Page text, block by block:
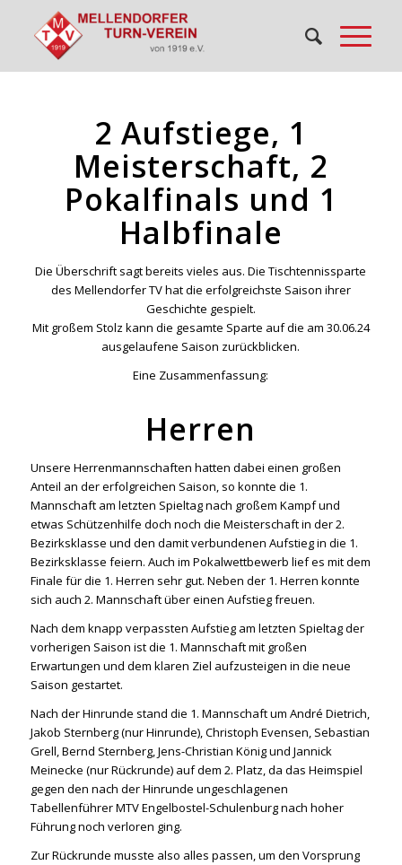
2 Aufstiege, 1
Meisterschaft, 2
Pokalfinals und 1
Halbfinale
Die Überschrift sagt bereits vieles aus. Die Tischtennissparte
des Mellendorfer TV hat die erfolgreichste Saison ihrer
Geschichte gespielt.
Mit großem Stolz kann die gesamte Sparte auf die am 30.06.24
ausgelaufene Saison zurückblicken.
Eine Zusammenfassung:
Herren
Unsere Herrenmannschaften hatten dabei einen großen
Anteil an der erfolgreichen Saison, so konnte die 1.
Mannschaft am letzten Spieltag nach großem Kampf und
etwas Schützenhilfe doch noch die Meisterschaft in der 2.
Bezirksklasse und den damit verbundenen Aufstieg in die 1.
Bezirksklasse feiern. Auch im Pokalwettbewerb lief es mit dem
Finale für die 1. Herren sehr gut. Neben der 1. Herren konnte
sich auch 2. Mannschaft über einen Aufstieg freuen.
Nach dem knapp verpassten Aufstieg am letzten Spieltag der
vorherigen Saison ist die 1. Mannschaft mit großen
Erwartungen und dem klaren Ziel aufzusteigen in die neue
Saison gestartet.
Nach der Hinrunde stand die 1. Mannschaft um André Dietrich,
Jakob Sternberg (nur Hinrunde), Christoph Evensen, Sebastian
Grell, Bernd Sternberg, Jens-Christian König und Jannick
Meinecke (nur Rückrunde) auf dem 2. Platz, da das Heimspiel
gegen den nach der Hinrunde ungeschlagenen
Tabellenführer MTV Engelbostel-Schulenburg nach hoher
Führung noch verloren ging.
Zur Rückrunde musste also alles passen, um den Vorsprung